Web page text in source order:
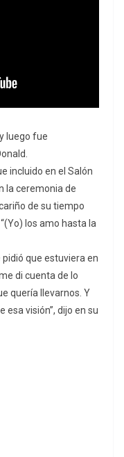
luego fue
incluido en el Salón
la ceremonia de
de su tiempo
los amo hasta la
que estuviera en
di cuenta de lo
quería llevarnos. Y
visión”, dijo en su